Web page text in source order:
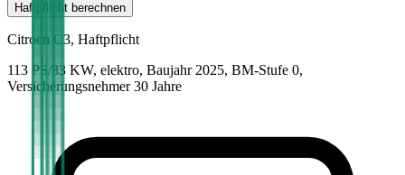
Haftpflicht berechnen
Citroën C3, Haftpflicht
113 PS/83 KW, elektro, Baujahr 2025, BM-Stufe 0,
Versicherungsnehmer 30 Jahre